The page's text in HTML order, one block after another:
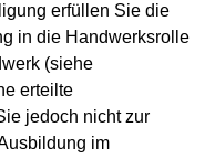
erfüllen Sie die
in die Handwerksrolle
(siehe
erteilte
jedoch nicht zur
im